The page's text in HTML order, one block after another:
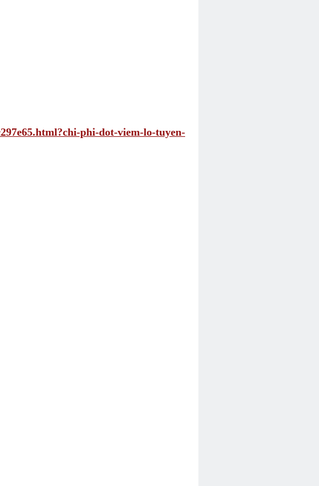
phi-dot-viem-lo-tuyen-